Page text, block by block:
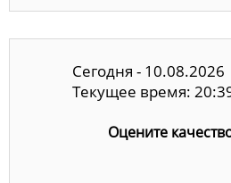
Сегодня - 10.08.2026
Текущее время:
Оцените